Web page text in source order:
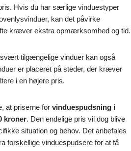
Hvis du har særlige vinduestyper
kan det påvirke
kræver ekstra opmærksomhed og tid.
tilgængelige vinduer kan også
er placeret på steder, der kræver
i en højere pris.
at priserne for vinduespudsning i
kroner. Den endelige pris vil dog blive
situation og behov. Det anbefales
forskellige vinduespudsere for at få